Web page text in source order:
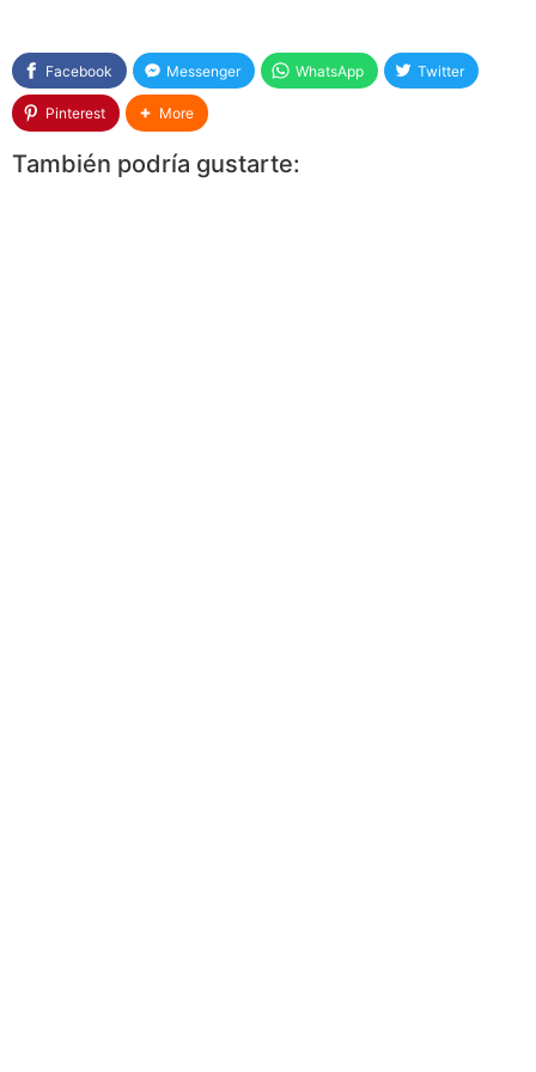
Facebook Messenger WhatsApp Twitter
Pinterest More
También podría gustarte: